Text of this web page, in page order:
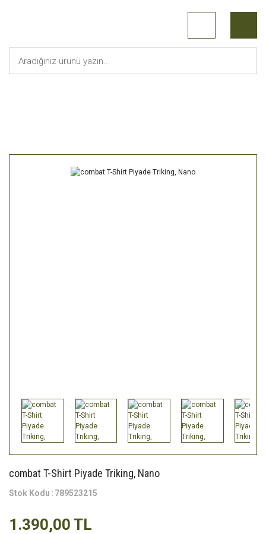
combat T-Shirt Piyade Triking, Nano
Stok Kodu 789523215
1.390,00 TL